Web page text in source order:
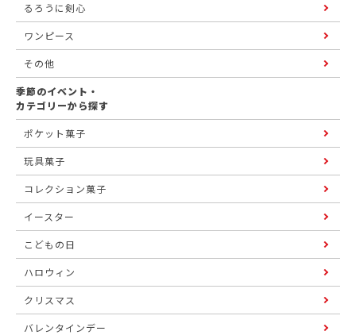
るろうに剣心
ワンピース
その他
季節のイベント・
カテゴリーから探す
ポケット菓子
玩具菓子
コレクション菓子
イースター
こどもの日
ハロウィン
クリスマス
バレンタインデー